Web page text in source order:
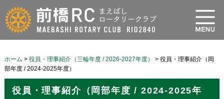
ホーム > 役員・理事紹介（三輪年度 / 2026-2027年度） > 役員・理事紹介（岡
部年度 / 2024-2025年度）
役員・理事紹介（岡部年度 / 2024-2025年